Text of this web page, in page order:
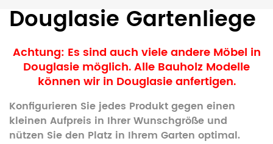
Douglasie Gartenliege
Achtung: Es sind auch viele andere Möbel in
Douglasie möglich. Alle Bauholz Modelle
können wir in Douglasie anfertigen.
Konfigurieren Sie jedes Produkt gegen einen
kleinen Aufpreis in Ihrer Wunschgröße und
nützen Sie den Platz in Ihrem Garten optimal.